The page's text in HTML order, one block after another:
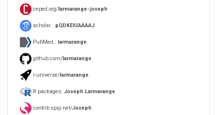
ceped.org/larmarange-joseph
scholar : pQDKEIUAAAAJ
PubMed : larmarange
github.com/larmarange
r-universe/larmarange
R packages: Joseph Larmarange
contrib.spip.net/Joseph